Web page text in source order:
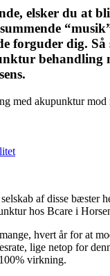
elsker du at
forguder dig.
behandling
af disse bæster
hos Bcare i
hvert år for at
lige netop for
virkning.